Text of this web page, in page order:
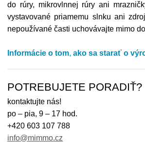
do rúry, mikrovlnnej rúry ani
vystavované priamemu slnku ani
nepoužívané časti uchovávajte mimo
Informácie o tom, ako sa starať o
POTREBUJETE PORADIŤ?
kontaktujte nás!
po – pia, 9 – 17 hod.
+420 603 107 788
info@mimmo.cz